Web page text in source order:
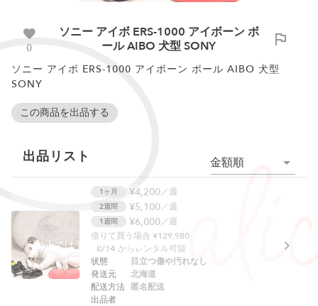
0
ソニー アイボ ERS-1000 アイボーン ボ
ール AIBO 犬型 SONY
ソニー アイボ ERS-1000 アイボーン ボール AIBO 犬型
SONY
この商品を出品する
出品リスト 金額順
Webでは予約できません。アプリをご利用ください。
1ヶ月 ¥4,200／週
2週間 ¥5,100／週
1週間 ¥6,000／週
借りて買う場合 ¥129,980
8/14 からレンタル可能
状態
発送元
配送方法
出品者
目立つ傷や汚れなし
北海道
匿名配送